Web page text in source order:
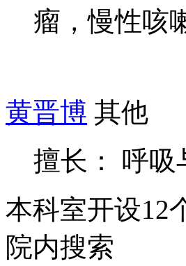
瘤，慢性咳
黄晋博 其他
擅长： 呼吸
本科室开设12
院内搜索